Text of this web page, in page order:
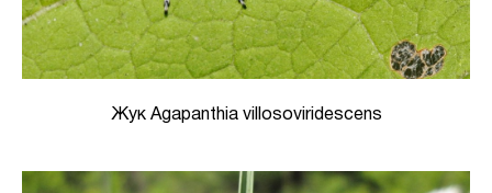
Жук Agapanthia villosoviridescens